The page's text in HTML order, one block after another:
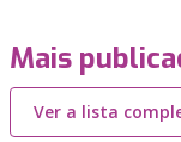
Mais
Ver a lista